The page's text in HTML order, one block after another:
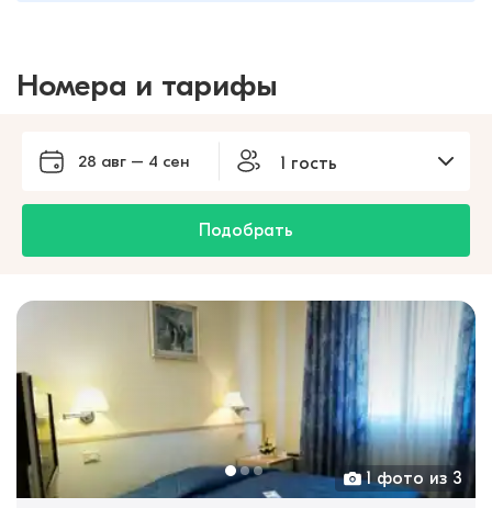
Номера и тарифы
28 авг – 4 сен 1 гость
Подобрать
1 фото из 3